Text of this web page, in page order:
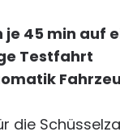
je 45 min auf
Testfahrt
die